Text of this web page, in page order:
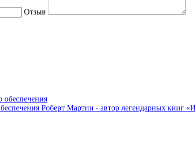
Отзыв
Роберт Мартин - автор легендарных книг